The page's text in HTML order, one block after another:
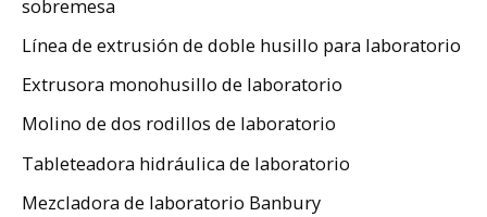
sobremesa
Línea de extrusión de doble husillo para laboratorio
Extrusora monohusillo de laboratorio
Molino de dos rodillos de laboratorio
Tableteadora hidráulica de laboratorio
Mezcladora de laboratorio Banbury